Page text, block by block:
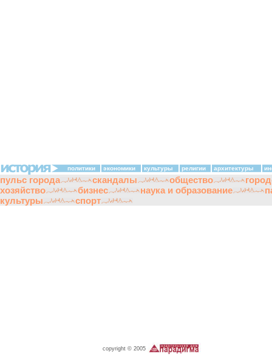
политики экономики культуры религии архитектуры
пульс города скандалы общество
хозяйство
бизнес наука и образование
культуры
спорт
copyright © 2005